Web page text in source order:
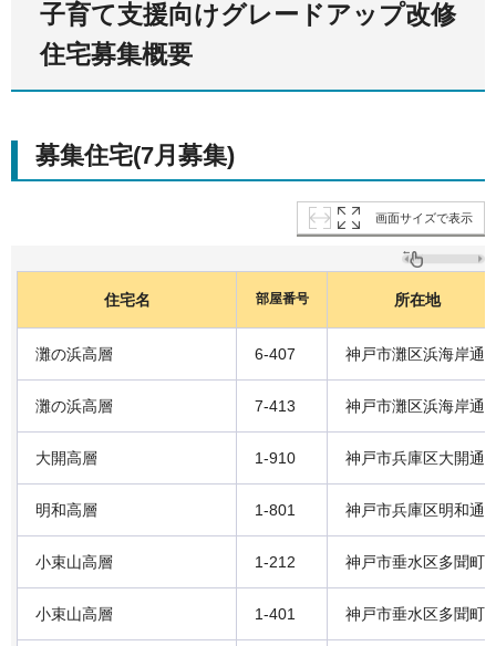
子育て支援向けグレードアップ改修
住宅募集概要
募集住宅(7月募集)
画面サイズで表示
住宅名 部屋番号 所在地
灘の浜高層 6-407 神戸市灘区浜海岸通
灘の浜高層 7-413 神戸市灘区浜海岸通
大開高層 1-910 神戸市兵庫区大開通
明和高層 1-801 神戸市兵庫区明和通
小束山高層 1-212 神戸市垂水区多聞町
小束山高層 1-401 神戸市垂水区多聞町